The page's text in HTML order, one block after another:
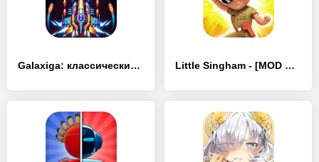
Galaxiga: классический шутер - [MOD Много монет] Little Singham - [MOD Много монет]